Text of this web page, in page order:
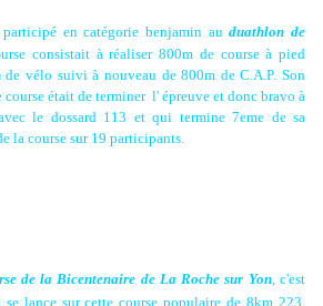
en catégorie benjamin auduathlon de
consistait à réaliser 800m de course à pied
de vélo suivi à nouveau de 800m de C.A.P. Son
était de terminer l' épreuve et donc bravo à
le dossard 113 et qui termine 7eme de sa
la course sur 19 participants.
de la Bicentenaire de La Roche sur Yon, c'est
se lance sur cette course populaire de 8km 223,